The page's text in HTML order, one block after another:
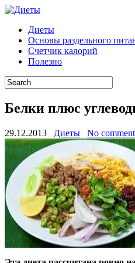
Диеты
Основы раздельного
Счетчик калорий
Полезно
Белки плюс
29.12.2013 Диеты No